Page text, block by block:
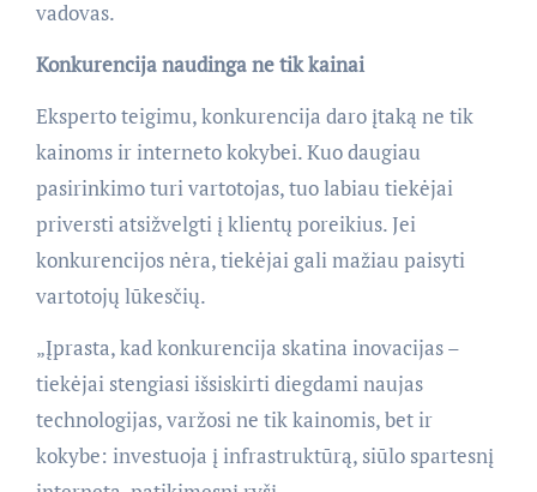
vadovas.
Konkurencija naudinga ne tik kainai
Eksperto teigimu, konkurencija daro įtaką ne tik
kainoms ir interneto kokybei. Kuo daugiau
pasirinkimo turi vartotojas, tuo labiau tiekėjai
priversti atsižvelgti į klientų poreikius. Jei
konkurencijos nėra, tiekėjai gali mažiau paisyti
vartotojų lūkesčių.
„Įprasta, kad konkurencija skatina inovacijas –
tiekėjai stengiasi išsiskirti diegdami naujas
technologijas, varžosi ne tik kainomis, bet ir
kokybe: investuoja į infrastruktūrą, siūlo spartesnį